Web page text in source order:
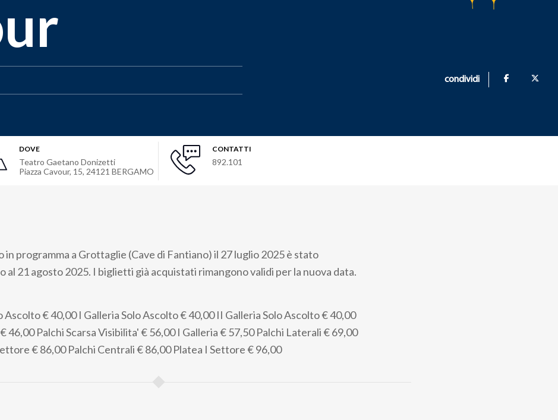
condividi
DOVE
Teatro Gaetano Donizetti
Piazza Cavour, 15, 24121 BERGAMO
CONTATTI
892.101
in programma a Grottaglie (Cave di Fantiano) il 27 luglio 2025 è stato
al 21 agosto 2025. I biglietti già acquistati rimangono validi per la nuova data.
Ascolto€ 40,00 I Galleria Solo Ascolto€ 40,00 II Galleria Solo Ascolto€ 40,00
€ 46,00 Palchi Scarsa Visibilita'€ 56,00 I Galleria€ 57,50 Palchi Laterali€ 69,00
€ 86,00 Palchi Centrali€ 86,00 Platea I Settore€ 96,00